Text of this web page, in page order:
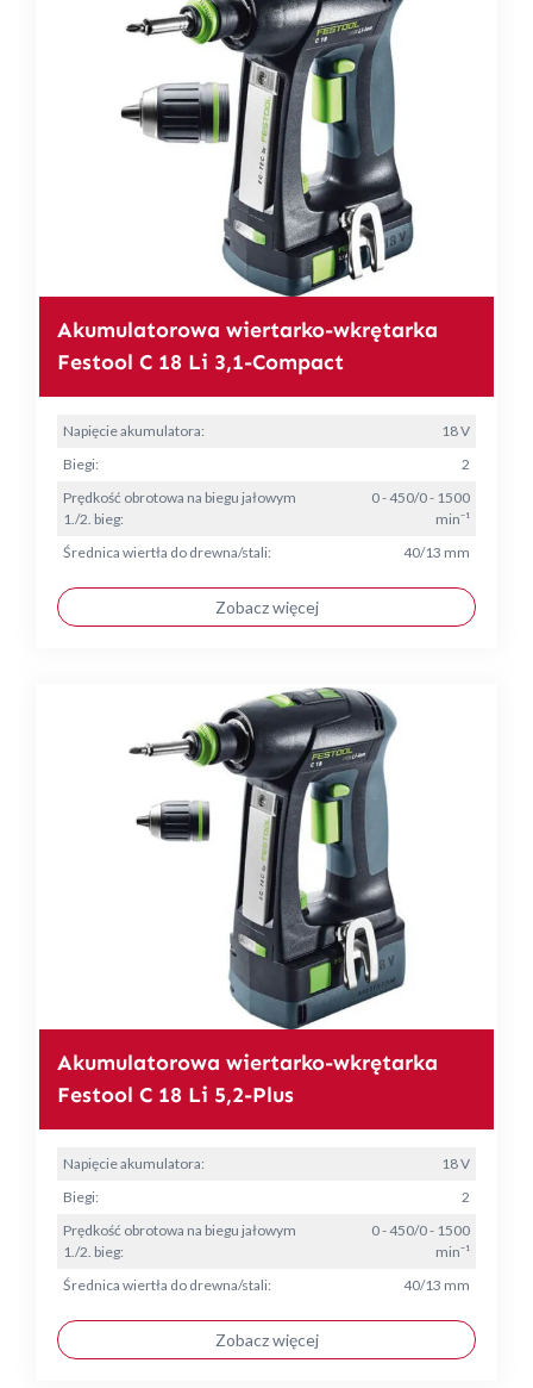
Akumulatorowa wiertarko-wkrętarka
Festool C 18 Li 3,1-Compact
Napięcie akumulatora:
18 V
Biegi:
2
Prędkość obrotowa na biegu jałowym
1./2. bieg:
0 - 450/0 - 1500
min⁻¹
Średnica wiertła do drewna/stali:
40/13 mm
Zobacz więcej
Akumulatorowa wiertarko-wkrętarka
Festool C 18 Li 5,2-Plus
Napięcie akumulatora:
18 V
Biegi:
2
Prędkość obrotowa na biegu jałowym
1./2. bieg:
0 - 450/0 - 1500
min⁻¹
Średnica wiertła do drewna/stali:
40/13 mm
Zobacz więcej